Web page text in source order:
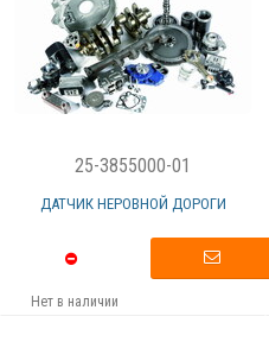
25-3855000-01
ДАТЧИК НЕРОВНОЙ ДОРОГИ
Нет в наличии